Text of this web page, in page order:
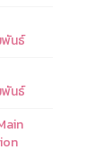
พันธ์
พันธ์